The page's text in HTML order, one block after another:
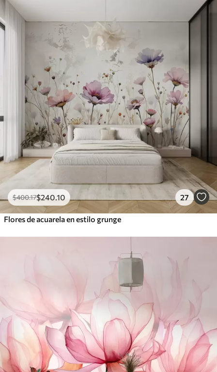
$400.17$240 .10 27
Flores de acuarela en estilo grunge